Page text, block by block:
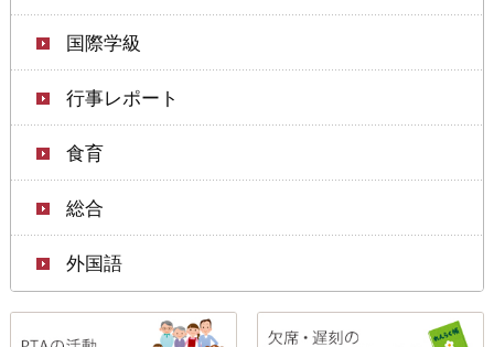
国際学級
行事レポート
食育
総合
外国語